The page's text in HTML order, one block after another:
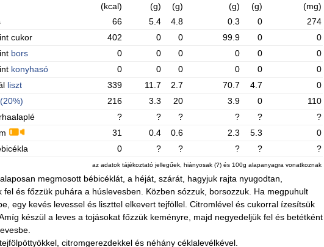
(kcal)
(g)
(g)
(g)
(g)
(mg)
66 5.4 4.8 0.3 0
274
cukor
402 0 0 99.9 0
0
bors 0 0 0 0 0
0
konyhasó 0 0 0 0 0
0
liszt 339 11.7 2.7 70.7 4.7
0
216 3.3 20 3.9 0
110
? ? ? ? ?
?
31 0.4 0.6 2.3 5.3
0
0 ? ? ? ? ?
az adatok tájékoztató jellegűek, hiányosak (?) és 100g alapanyagra vonatkoznak
megmosott bébicéklát, a héját, szárát, hagyjuk rajta nyugodtan,
fel és főzzük puhára a húslevesben. Közben sózzuk, borsozzuk. Ha megpuhult
egy kevés levessel és liszttel elkevert tejföllel. Citromlével és cukorral ízesítsük
készül a leves a tojásokat főzzük keményre, majd negyedeljük fel és betétként
citromgerezdekkel és néhány céklalevélkével.